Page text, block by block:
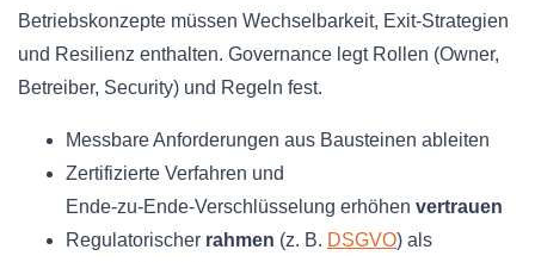
Betriebskonzepte müssen Wechselbarkeit, Exit‑Strategien
und Resilienz enthalten. Governance legt Rollen (Owner,
Betreiber, Security) und Regeln fest.
Messbare Anforderungen aus Bausteinen ableiten
Zertifizierte Verfahren und
Ende‑zu‑Ende‑Verschlüsselung erhöhen vertrauen
Regulatorischer rahmen (z. B. DSGVO) als